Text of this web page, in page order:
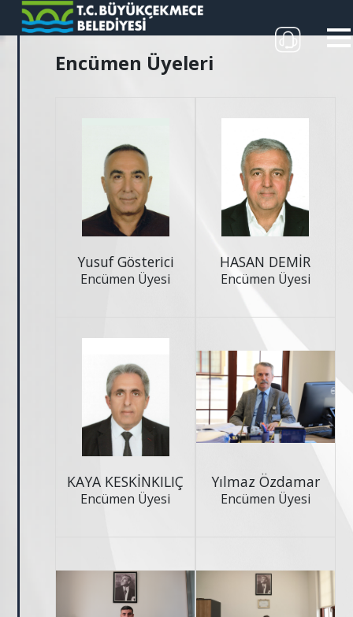
Encümen Üyeleri
Yusuf Gösterici
Encümen Üyesi
HASAN DEMİR
Encümen Üyesi
KAYA KESKİNKILIÇ
Encümen Üyesi
Yılmaz Özdamar
Encümen Üyesi